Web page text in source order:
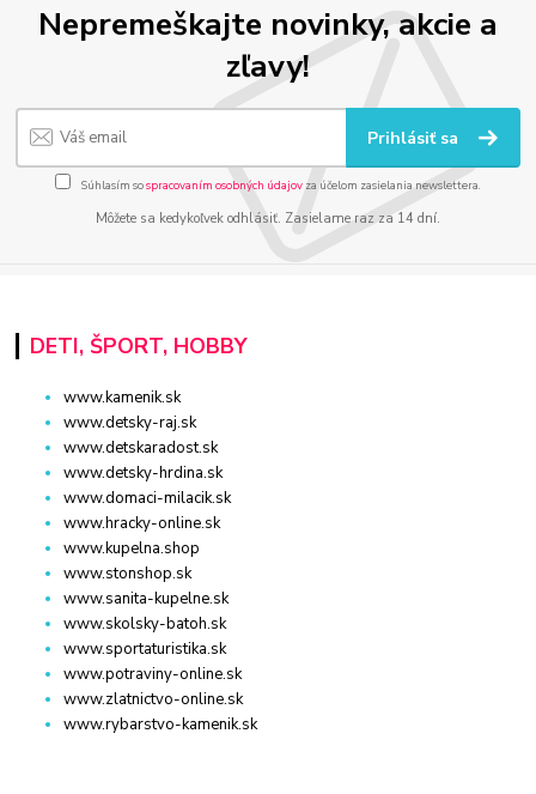
Nepremeškajte novinky, akcie a
zľavy!
Prihlásiť sa
Súhlasím sospracovaním osobných údajov za účelom zasielania newslettera.
Môžete sa kedykoľvek odhlásiť. Zasielame raz za 14 dní.
DETI, ŠPORT, HOBBY
www.kamenik.sk
www.detsky-raj.sk
www.detskaradost.sk
www.detsky-hrdina.sk
www.domaci-milacik.sk
www.hracky-online.sk
www.kupelna.shop
www.stonshop.sk
www.sanita-kupelne.sk
www.skolsky-batoh.sk
www.sportaturistika.sk
www.potraviny-online.sk
www.zlatnictvo-online.sk
www.rybarstvo-kamenik.sk